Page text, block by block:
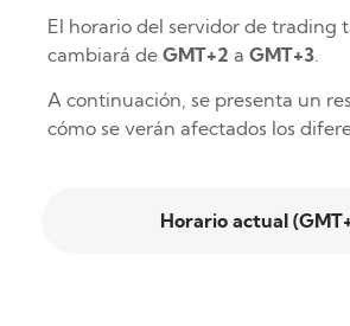
El horario del servidor de trading
cambiará de GMT+2 a GMT+3
A continuación, se presenta un
cómo se verán afectados los
Horario actual